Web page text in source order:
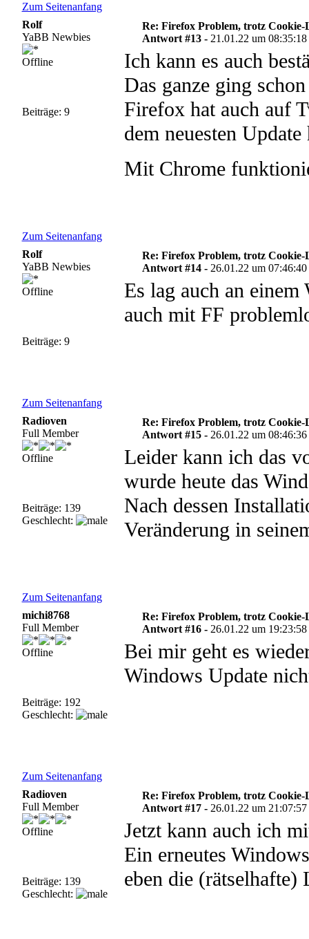
Zum Seitenanfang
Rolf
YaBB Newbies
Offline
Beiträge: 9
Re: Firefox Problem, trotz Cookie-
Antwort #13 - 21.01.22 um 08:35:18
Ich kann es auch
Das ganze ging
Firefox hat auch auf
dem neuesten
Mit Chrome
Zum Seitenanfang
Rolf
YaBB Newbies
Offline
Beiträge: 9
Re: Firefox Problem, trotz Cookie-
Antwort #14 - 26.01.22 um 07:46:40
Es lag auch an
auch mit FF
Zum Seitenanfang
Radioven
Full Member
Offline
Beiträge: 139
Geschlecht:
Re: Firefox Problem, trotz Cookie-
Antwort #15 - 26.01.22 um 08:46:36
Leider kann ich das
wurde heute das
Nach dessen
Veränderung in
Zum Seitenanfang
michi8768
Full Member
Offline
Beiträge: 192
Geschlecht:
Re: Firefox Problem, trotz Cookie-
Antwort #16 - 26.01.22 um 19:23:58
Bei mir geht es
Windows Update
Zum Seitenanfang
Radioven
Full Member
Offline
Beiträge: 139
Geschlecht:
Re: Firefox Problem, trotz Cookie-
Antwort #17 - 26.01.22 um 21:07:57
Jetzt kann auch ich
Ein erneutes
eben die (rätselhafte)